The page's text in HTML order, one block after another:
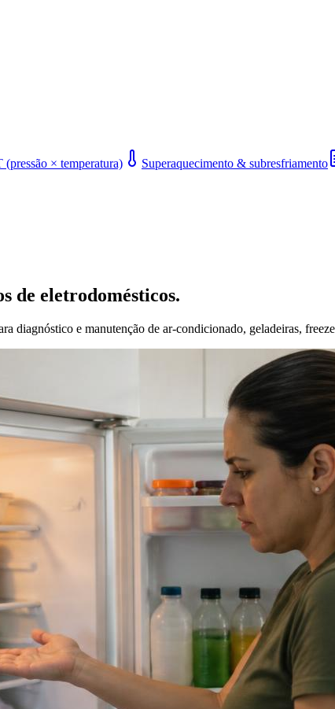
(pressão × temperatura) Superaquecimento & subresfriamento
de eletrodomésticos.
diagnóstico e manutenção de ar-condicionado, geladeiras,